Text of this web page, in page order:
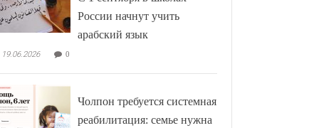
России начнут учить
арабский язык
19.06.2026 0
Чолпон требуется системная
реабилитация: семье нужна